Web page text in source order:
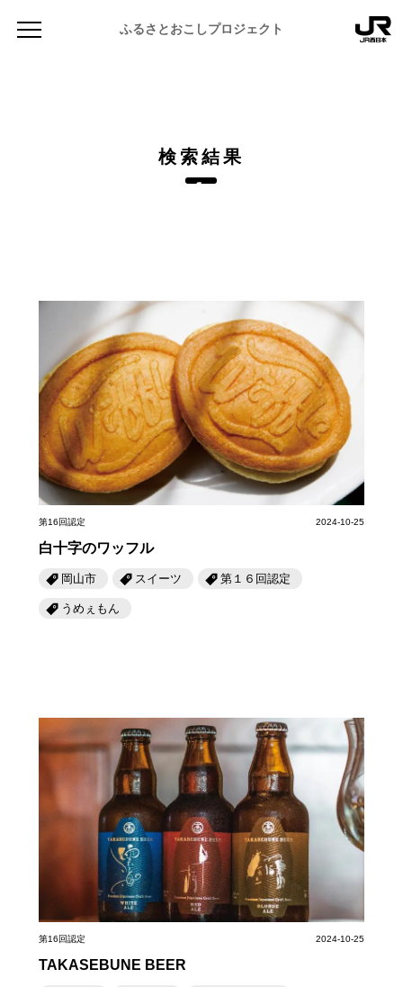
ふるさとおこしプロジェクト
ふるさと図鑑
ふるさと文庫
ふるさと散歩
人・もの・こと
あの駅この駅
JR PREMIUM SELECT SETOUCHI
JR西日本グループのおみやげ開発
岡山海苔シリーズ
みんなのドーナツ
岡山育ちのアイスバー
恋するジャージー 瀬戸田レモン
せとうちのおいしいシリーズ
生スフレ ふわり～ぬ
せとうちの果実 チューハイ
CATALOG
ふるさとあっ晴れ認定
ふるさとあっ晴れ認定
マップ・一覧から探す
カテゴリー・タグ・キーワードから探す
第16回 Re：
第10回 岡山・備後の果物 第9回 岡山・備後のうめぇもん
岡山市 第7回 美作市/西粟倉村/奈義町/勝央町
第6回 瀬戸内市/備前市/和気町/赤磐市 第5回 津山市/鏡野町/吉備中央町/久米南町/美咲町
倉敷市/玉野市/浅口市/里庄町 第3回 尾道市/福山市/笠岡市/府中市
第2回 真庭市/新庄村 第1回 新見市/高梁市/総社市/井原市/矢掛町
TRAIN
観光列車
スローライフ列車
ふるさとおこしプロジェクトとは
検索結果
第16回認定 2024-10-25
白十字のワッフル
岡山市 スイーツ 第１６回認定
うめぇもん
第16回認定 2024-10-25
TAKASEBUNE BEER